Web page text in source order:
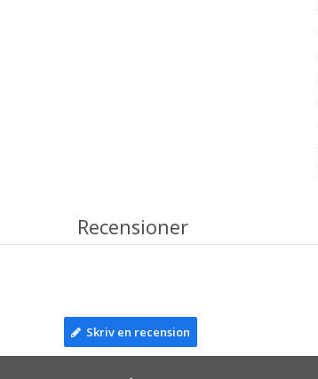
Recensioner
Skriv en recension